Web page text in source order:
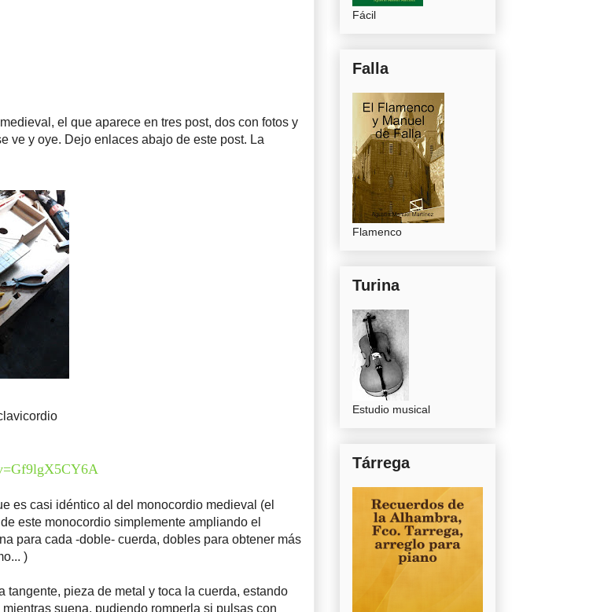
el que aparece en tres post, dos con fotos y
ve y oye. Dejo enlaces abajo de este post. La
es casi idéntico al del monocordio medieval (el
este monocordio simplemente ampliando el
para cada -doble- cuerda, dobles para obtener más
)
tangente, pieza de metal y toca la cuerda, estando
suena, pudiendo romperla si pulsas con
Fácil
Falla
Flamenco
Turina
Estudio musical
Tárrega